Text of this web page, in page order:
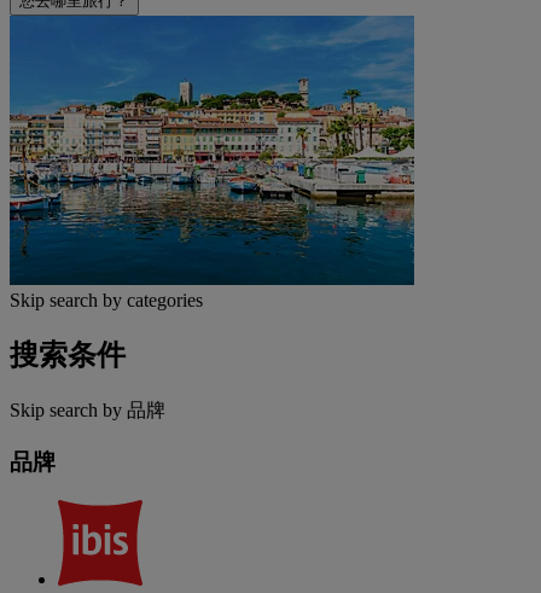
Skip search by categories
搜索条件
Skip search by 品牌
品牌